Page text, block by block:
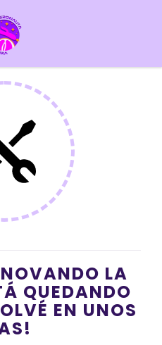
LA
QUEDANDO
EN UNOS